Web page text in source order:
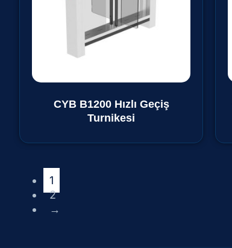
CYB B1200 Hızlı Geçiş
Turnikesi
1
2
→